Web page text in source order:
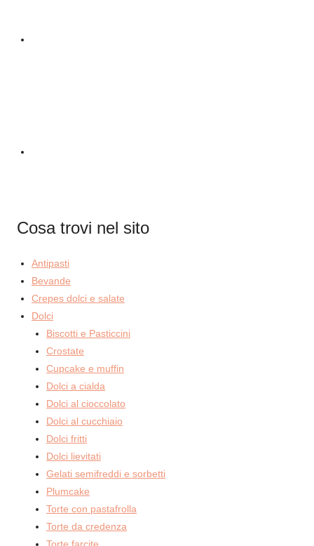
Cosa trovi nel sito
Antipasti
Bevande
Crepes dolci e salate
Dolci
Biscotti e Pasticcini
Crostate
Cupcake e muffin
Dolci a cialda
Dolci al cioccolato
Dolci al cucchiaio
Dolci fritti
Dolci lievitati
Gelati semifreddi e sorbetti
Plumcake
Torte con pastafrolla
Torte da credenza
Torte farcite